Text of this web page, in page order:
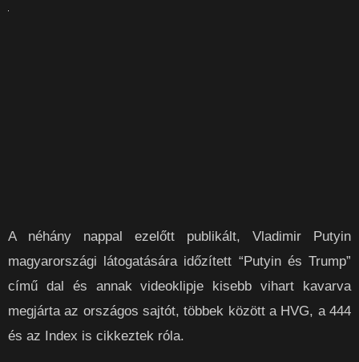
A néhány nappal ezelőtt publikált, Vladimir Putyin
magyarországi látogatására időzített “Putyin és Trump”
című dal és annak videoklipje kisebb vihart kavarva
megjárta az országos sajtót, többek között a HVG, a 444
és az Index is cikkeztek róla.